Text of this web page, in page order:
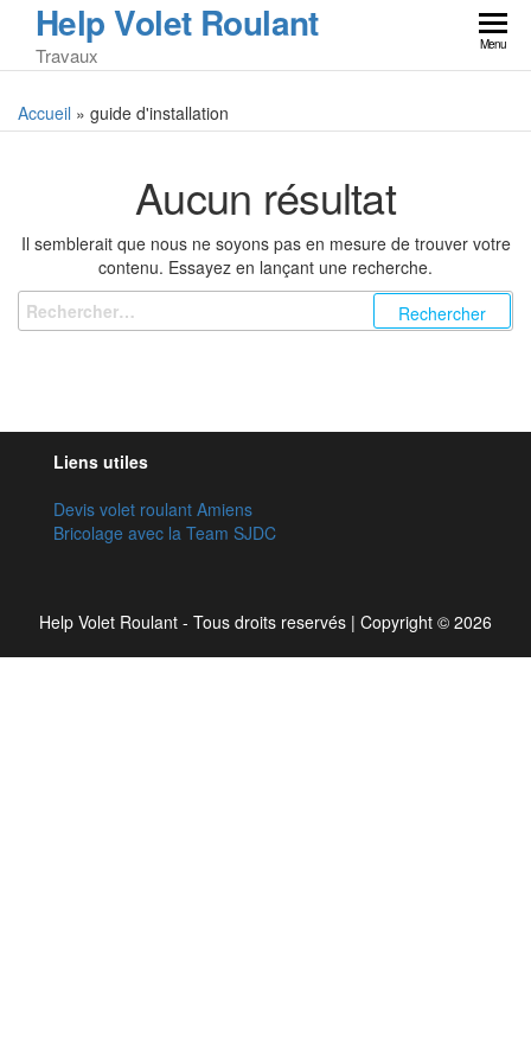
Help Volet Roulant
Travaux Menu
Accueil » guide d'installation
Aucun résultat
Il semblerait que nous ne soyons pas en mesure de trouver votre
contenu. Essayez en lançant une recherche.
Liens utiles
Devis volet roulant Amiens
Bricolage avec la Team SJDC
Help Volet Roulant - Tous droits reservés | Copyright © 2026